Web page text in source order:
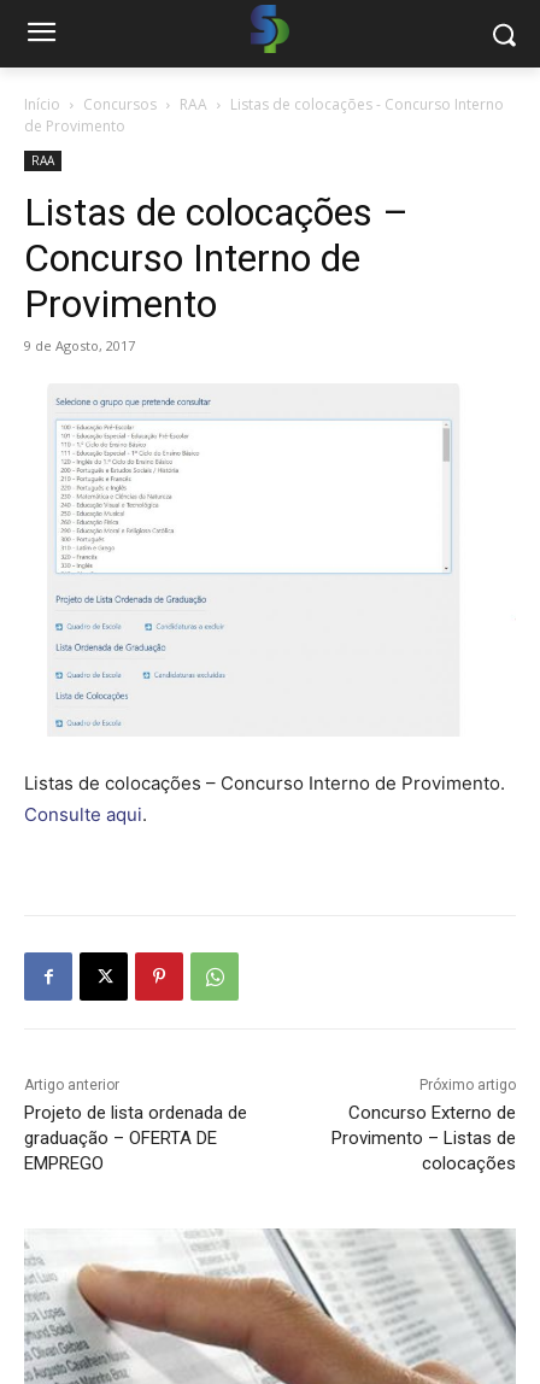
Início Concursos RAA
Listas de colocações - Concurso Interno
de Provimento
RAA
Listas de colocações –
Concurso Interno de
Provimento
9 de Agosto, 2017
Listas de colocações – Concurso Interno de Provimento.
Consulte aqui.
Artigo anterior
Projeto de lista ordenada de
graduação – OFERTA DE
EMPREGO
Próximo artigo
Concurso Externo de
Provimento – Listas de
colocações